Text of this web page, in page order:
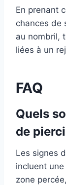
En prenant
chances de
au nombril,
liées à un
FAQ
Quels
de
Les signes
incluent une
zone